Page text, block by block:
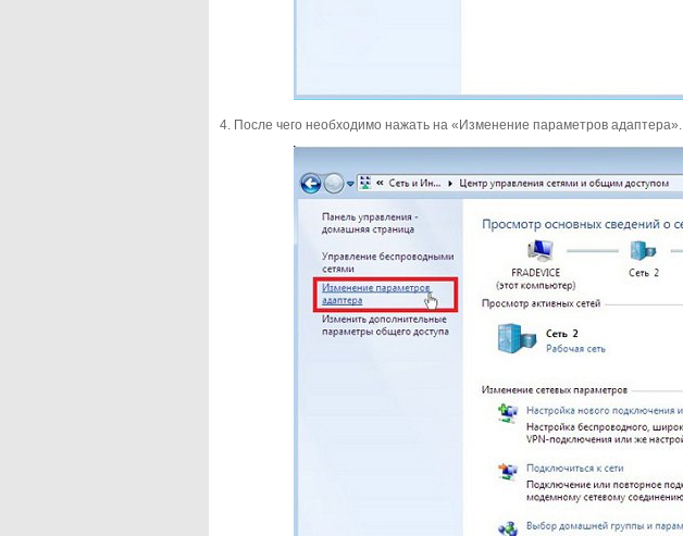
4. После чего необходимо нажать на «Изменение параметров адаптера».